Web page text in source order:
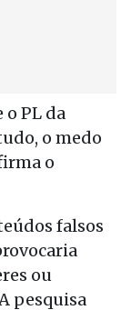
o PL da
o medo
o
falsos
ou
pesquisa